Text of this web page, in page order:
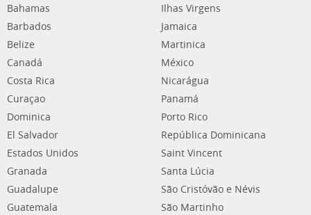
Bahamas
Barbados
Belize
Canadá
Costa Rica
Curaçao
Dominica
El Salvador
Estados Unidos
Granada
Guadalupe
Guatemala
Ilhas Virgens
Jamaica
Martinica
México
Nicarágua
Panamá
Porto Rico
República Dominicana
Saint Vincent
Santa Lúcia
São Cristóvão e Névis
São Martinho